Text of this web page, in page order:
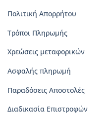
Πολιτική Απορρήτου
Τρόποι Πληρωμής
Χρεώσεις μεταφορικών
Ασφαλής πληρωμή
Παραδόσεις Αποστολές
Διαδικασία Επιστροφών